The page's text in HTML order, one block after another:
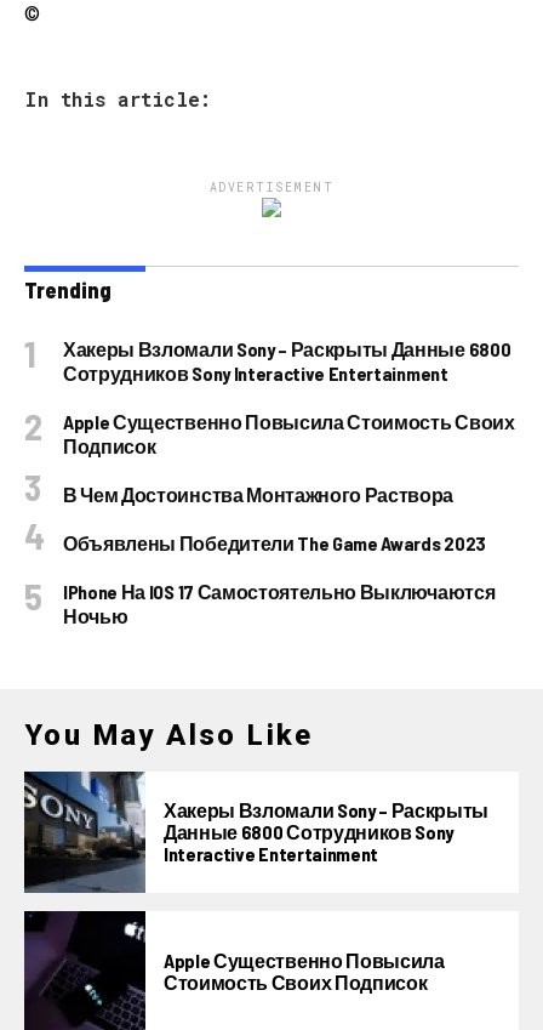
©
In this article:
ADVERTISEMENT
Trending
Хакеры Взломали Sony – Раскрыты Данные 6800
Сотрудников Sony Interactive Entertainment
Apple Существенно Повысила Стоимость Своих
Подписок
В Чем Достоинства Монтажного Раствора
Объявлены Победители The Game Awards 2023
IPhone На IOS 17 Самостоятельно Выключаются
Ночью
You May Also Like
Хакеры Взломали Sony – Раскрыты
Данные 6800 Сотрудников Sony
Interactive Entertainment
Apple Существенно Повысила
Стоимость Своих Подписок